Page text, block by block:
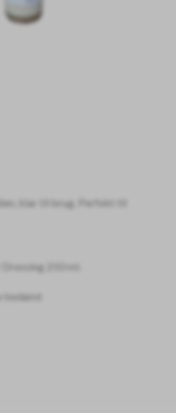
klar til brug. Perfekt til
Dressing 250 ml.
bedømt